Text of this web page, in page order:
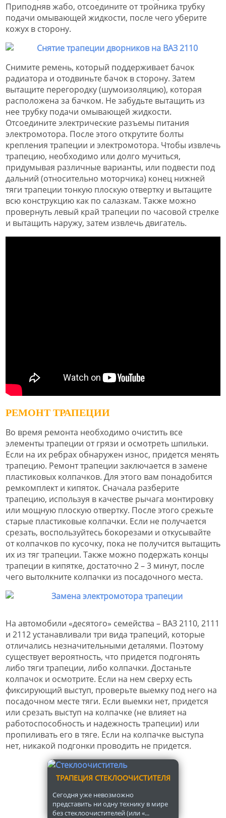
Приподняв жабо, отсоедините от тройника трубку
подачи омывающей жидкости, после чего уберите
кожух в сторону.
Снимите ремень, который поддерживает бачок
радиатора и отодвиньте бачок в сторону. Затем
вытащите перегородку (шумоизоляцию), которая
расположена за бачком. Не забудьте вытащить из
нее трубку подачи омывающей жидкости.
Отсоедините электрические разъемы питания
электромотора. После этого открутите болты
крепления трапеции и электромотора. Чтобы извлечь
трапецию, необходимо или долго мучиться,
придумывая различные варианты, или подвести под
дальний (относительно моторчика) конец нижней
тяги трапеции тонкую плоскую отвертку и вытащите
всю конструкцию как по салазкам. Также можно
провернуть левый край трапеции по часовой стрелке
и вытащить наружу, затем извлечь двигатель.
РЕМОНТ ТРАПЕЦИИ
Во время ремонта необходимо очистить все
элементы трапеции от грязи и осмотреть шпильки.
Если на их ребрах обнаружен износ, придется менять
трапецию. Ремонт трапеции заключается в замене
пластиковых колпачков. Для этого вам понадобится
ремкомплект и кипяток. Сначала разберите
трапецию, используя в качестве рычага монтировку
или мощную плоскую отвертку. После этого срежьте
старые пластиковые колпачки. Если не получается
срезать, воспользуйтесь бокорезами и откусывайте
от колпачков по кусочку, пока не получится вытащить
их из тяг трапеции. Также можно подержать концы
трапеции в кипятке, достаточно 2 – 3 минут, после
чего вытолкните колпачки из посадочного места.
На автомобили «десятого» семейства – ВАЗ 2110, 2111
и 2112 устанавливали три вида трапеций, которые
отличались незначительными деталями. Поэтому
существует вероятность, что придется подгонять
либо тяги трапеции, либо колпачки. Достаньте
колпачок и осмотрите. Если на нем сверху есть
фиксирующий выступ, проверьте выемку под него на
посадочном месте тяги. Если выемки нет, придется
или срезать выступ на колпачке (не влияет на
работоспособность и надежность трапеции) или
пропиливать его в тяге. Если на колпачке выступа
нет, никакой подгонки проводить не придется.
ТРАПЕЦИЯ СТЕКЛООЧИСТИТЕЛЯ
Сегодня уже невозможно
представить ни одну технику в мире
без стеклоочистителей (или «...